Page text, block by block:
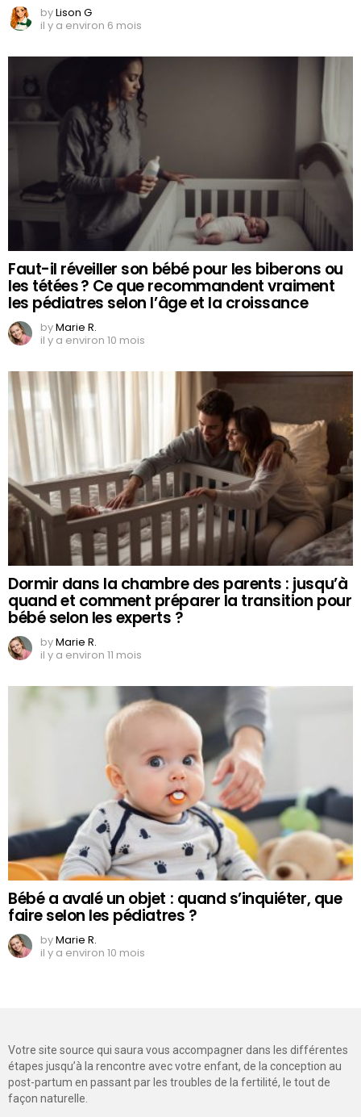
byLison G
il y a environ 6 mois
Faut-il réveiller son bébé pour les biberons ou
les tétées ? Ce que recommandent vraiment
les pédiatres selon l’âge et la croissance
byMarie R.
il y a environ 10 mois
Dormir dans la chambre des parents : jusqu’à
quand et comment préparer la transition pour
bébé selon les experts ?
byMarie R.
il y a environ 11 mois
Bébé a avalé un objet : quand s’inquiéter, que
faire selon les pédiatres ?
byMarie R.
il y a environ 10 mois
Votre site source qui saura vous accompagner dans les différentes
étapes jusqu’à la rencontre avec votre enfant, de la conception au
post-partum en passant par les troubles de la fertilité, le tout de
façon naturelle.